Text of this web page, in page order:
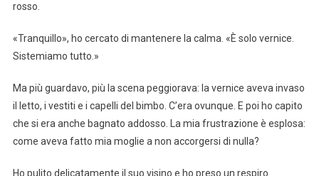
rosso.
«Tranquillo», ho cercato di mantenere la calma. «È solo vernice.
Sistemiamo tutto.»
Ma più guardavo, più la scena peggiorava: la vernice aveva invaso
il letto, i vestiti e i capelli del bimbo. C’era ovunque. E poi ho capito
che si era anche bagnato addosso. La mia frustrazione è esplosa:
come aveva fatto mia moglie a non accorgersi di nulla?
Ho pulito delicatamente il suo visino e ho preso un respiro